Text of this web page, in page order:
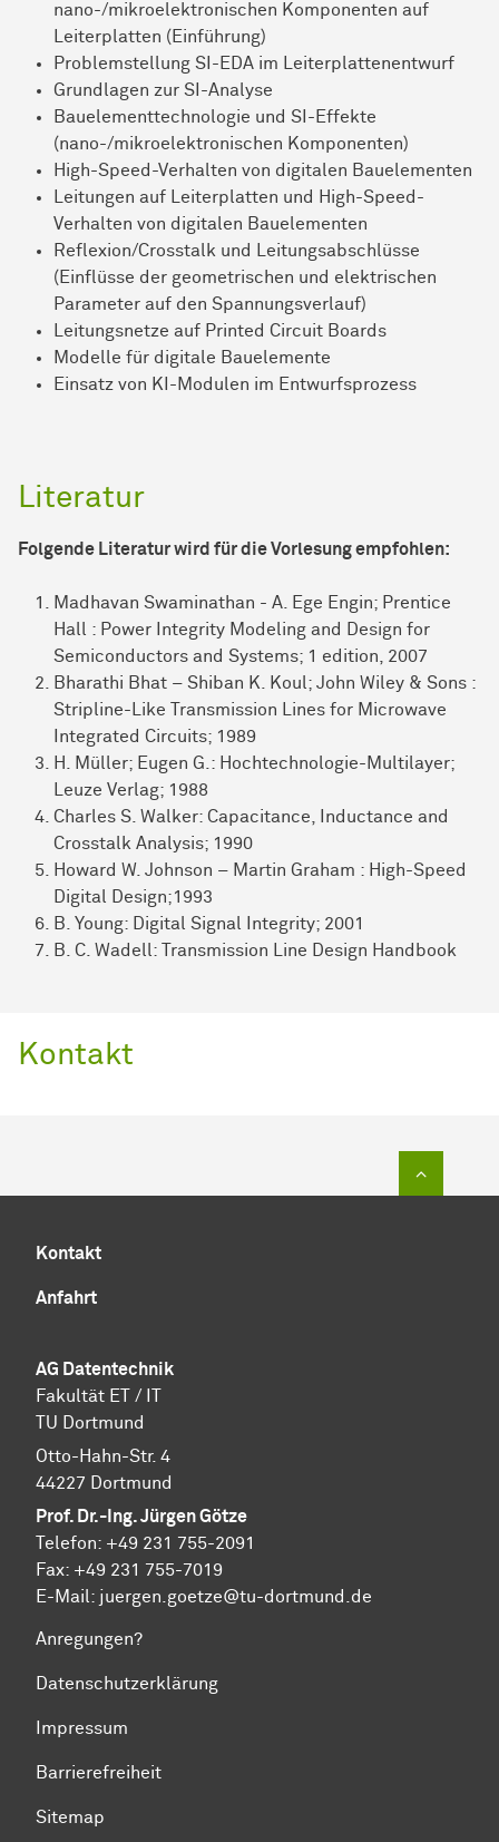
nano-/mikroelektronischen Komponenten auf
Leiterplatten (Einführung)
Problemstellung SI-EDA im Leiterplattenentwurf
Grundlagen zur SI-Analyse
Bauelementtechnologie und SI-Effekte
(nano-/mikroelektronischen Komponenten)
High-Speed-Verhalten von digitalen Bauelementen
Leitungen auf Leiterplatten und High-Speed-
Verhalten von digitalen Bauelementen
Reflexion/Crosstalk und Leitungsabschlüsse
(Einflüsse der geometrischen und elektrischen
Parameter auf den Spannungsverlauf)
Leitungsnetze auf Printed Circuit Boards
Modelle für digitale Bauelemente
Einsatz von KI-Modulen im Entwurfsprozess
Literatur
Folgende Literatur wird für die Vorlesung empfohlen:
Madhavan Swaminathan - A. Ege Engin; Prentice
Hall : Power Integrity Modeling and Design for
Semiconductors and Systems; 1 edition, 2007
Bharathi Bhat – Shiban K. Koul; John Wiley & Sons :
Stripline-Like Transmission Lines for Microwave
Integrated Circuits; 1989
H. Müller; Eugen G.: Hochtechnologie-Multilayer;
Leuze Verlag; 1988
Charles S. Walker: Capacitance, Inductance and
Crosstalk Analysis; 1990
Howard W. Johnson – Martin Graham : High-Speed
Digital Design;1993
B. Young: Digital Signal Integrity; 2001
B. C. Wadell: Transmission Line Design Handbook
Kontakt
Kontakt
Anfahrt
AG Datentechnik
Fakultät ET / IT
TU Dortmund
Otto-Hahn-Str. 4
44227 Dortmund
Prof. Dr.-Ing. Jürgen Götze
Telefon: +49 231 755-2091
Fax: +49 231 755-7019
E-Mail: juergen.goetze@tu-dortmund.de
Anregungen?
Datenschutzerklärung
Impressum
Barrierefreiheit
Sitemap